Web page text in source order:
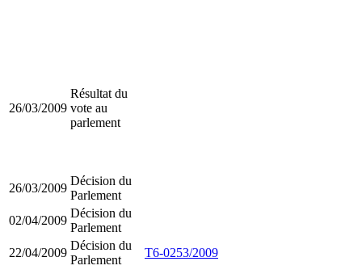
26/03/2009
Résultat du
vote au
parlement
26/03/2009
Décision du
Parlement
02/04/2009
Décision du
Parlement
22/04/2009
Décision du
Parlement
T6-0253/2009